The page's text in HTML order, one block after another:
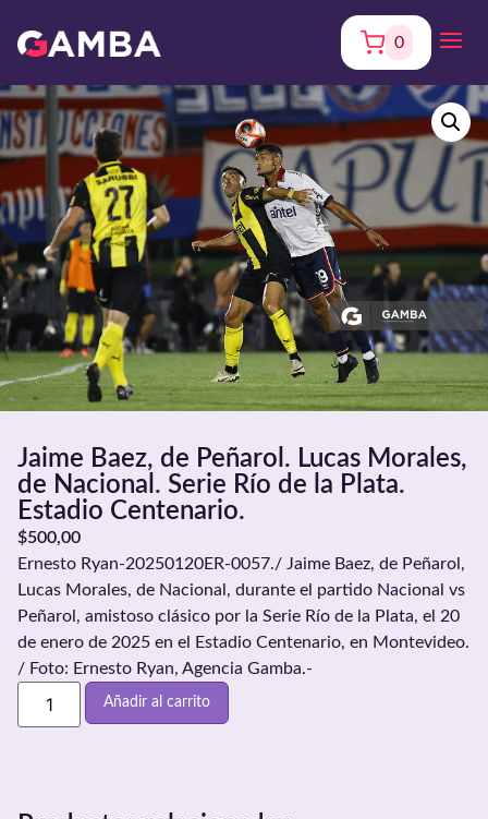
0
Jaime Baez, de Peñarol. Lucas Morales,
de Nacional. Serie Río de la Plata.
Estadio Centenario.
$500,00
Ernesto Ryan-20250120ER-0057./ Jaime Baez, de Peñarol,
Lucas Morales, de Nacional, durante el partido Nacional vs
Peñarol, amistoso clásico por la Serie Río de la Plata, el 20
de enero de 2025 en el Estadio Centenario, en Montevideo.
/ Foto: Ernesto Ryan, Agencia Gamba.-
Añadir al carrito